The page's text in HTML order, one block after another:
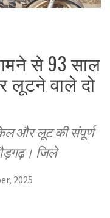
से 93 साल
लूटने वाले दो
और लूट की संपूर्ण
जिले
2025